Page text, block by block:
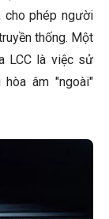
cho phép người
thống. Một
LCC là việc sử
âm "ngoài"